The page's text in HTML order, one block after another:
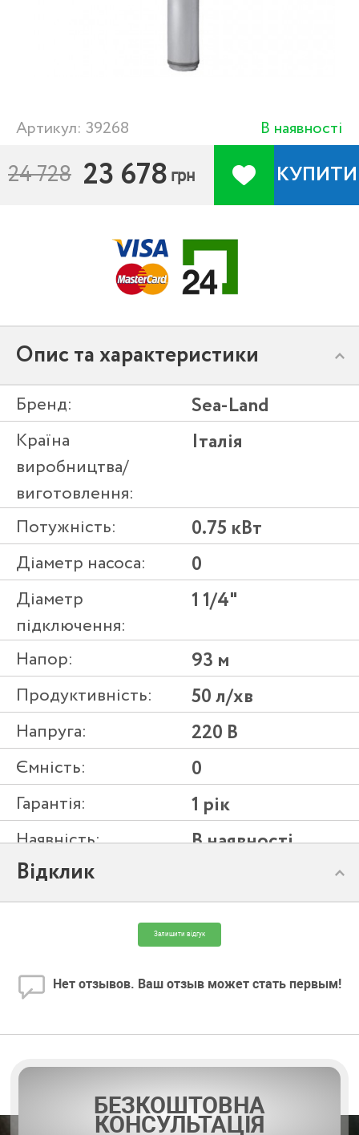
Артикул: 39268 В наявності
24 728 23 678 грн КУПИТИ
Опис та характеристики
Бренд: Sea-Land
Країна
виробництва/
виготовлення:
Італія
Потужність: 0.75 кВт
Діаметр насоса: 0
Діаметр
підключення:
1 1/4"
Напор: 93 м
Продуктивність: 50 л/хв
Напруга: 220 В
Ємність: 0
Гарантія: 1 рік
Наявність: В наявності
Модель:
Відклик
Залишити відгук
Нет отзывов. Ваш отзыв может стать первым!
БЕЗКОШТОВНА
КОНСУЛЬТАЦІЯ